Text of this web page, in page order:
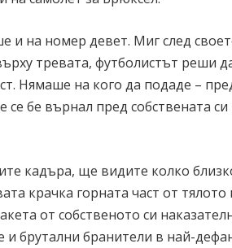
и на номер девет. Миг след
тревата, футболистът реши
Нямаше на кого да подаде –
бе върнал пред собствената
кадъра, ще видите колко
крачка горната част от
от собственото си
брутални бранители в най-